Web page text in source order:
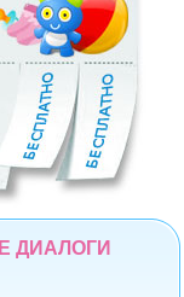
ДИАЛОГИ